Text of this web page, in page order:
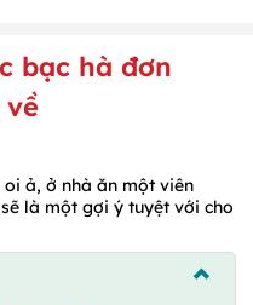
bạc hà đơn
ả, ở nhà ăn một viên
là một gợi ý tuyệt với cho